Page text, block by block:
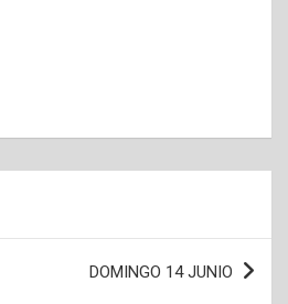
DOMINGO 14 JUNIO